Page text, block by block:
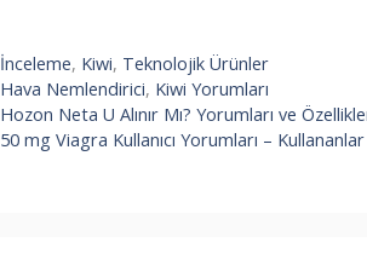
Kategoriler
İnceleme, Kiwi, Teknolojik Ürünler
Etiketler
Hava Nemlendirici, Kiwi Yorumları
Hozon Neta U Alınır Mı? Yorumları ve
50 mg Viagra Kullanıcı Yorumları – Kullananlar